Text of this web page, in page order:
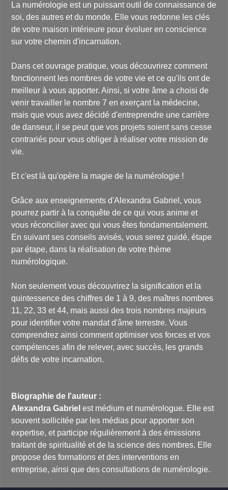
La numérologie est un puissant outil de connaissance de
soi, des autres et du monde. Elle vous redonne les clés
de votre maison intérieure pour évoluer en conscience
sur votre chemin d'incarnation.
Dans cet ouvrage pratique, vous découvrirez comment
fonctionnent les nombres de votre vie et ce qu'ils ont de
meilleur à vous apporter. Ainsi, si votre âme a choisi de
venir travailler le nombre 7 en exerçant la médecine,
mais que vous avez décidé d'entreprendre une carrière
de danseur, il se peut que vos projets soient sans cesse
contrariés pour vous obliger à réaliser votre mission de
vie.
Et c'est là qu'opère la magie de la numérologie !
Grâce aux enseignements d'Alexandra Gabriel, vous
pourrez partir à la conquête de ce qui vous anime et
vous réconcilier avec qui vous êtes fondamentalement.
En suivant ses conseils avisés, vous serez guidé, étape
par étape, dans la réalisation de votre thème
numérologique.
Non seulement vous découvrirez la signification et la
quintessence des chiffres de 1 à 9, des maîtres nombres
11, 22, 33 et 44, mais aussi des trois nombres majeurs
pour identifier votre mandat d'âme terrestre. Vous
comprendrez ainsi comment optimiser vos forces et vos
compétences afin de relever, avec succès, les grands
défis de votre incarnation.
Biographie de l'auteur :
Alexandra Gabrielest médium et numérologue. Elle est
souvent sollicitée par les médias pour apporter son
expertise, et participe régulièrement à des émissions
traitant de spiritualité et de la science des nombres. Elle
propose des formations et des interventions en
entreprise, ainsi que des consultations de numérologie.